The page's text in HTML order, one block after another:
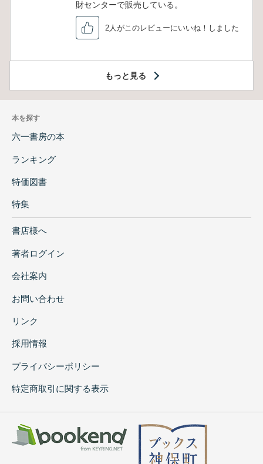
財センターで販売している。
2人がこのレビューにいいね！しました
もっと見る
本を探す
六一書房の本
ランキング
特価図書
特集
書店様へ
著者ログイン
会社案内
お問い合わせ
リンク
採用情報
プライバシーポリシー
特定商取引に関する表示